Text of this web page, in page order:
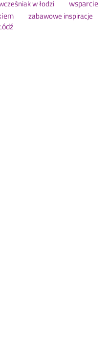
w łodzi wsparcie
zabawowe inspiracje